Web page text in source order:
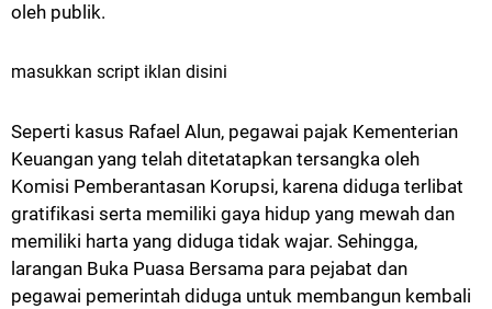
oleh publik.
masukkan script iklan disini
Seperti kasus Rafael Alun, pegawai pajak Kementerian
Keuangan yang telah ditetatapkan tersangka oleh
Komisi Pemberantasan Korupsi, karena diduga terlibat
gratifikasi serta memiliki gaya hidup yang mewah dan
memiliki harta yang diduga tidak wajar. Sehingga,
larangan Buka Puasa Bersama para pejabat dan
pegawai pemerintah diduga untuk membangun kembali